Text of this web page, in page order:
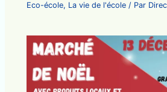
Eco-école, La vie de l'école / Par